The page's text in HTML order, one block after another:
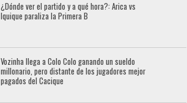
¿Dónde ver el partido y a qué hora?: Arica vs
Iquique paraliza la Primera B
Vozinha llega a Colo Colo ganando un sueldo
millonario, pero distante de los jugadores mejor
pagados del Cacique